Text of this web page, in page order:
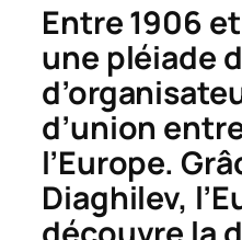
Entre 1906
une pléiade
d’union
l’Europe.
Diaghilev,